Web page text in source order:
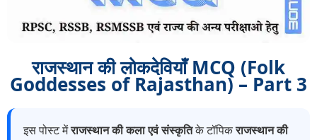
राजस्थान की लोकदेवियाँ MCQ (Folk
Goddesses of Rajasthan) – Part 3
इस पोस्ट मेंराजस्थान की कला एवं संस्कृतिके टॉपिकराजस्थान की